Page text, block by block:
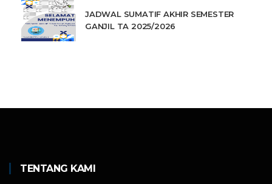
JADWAL SUMATIF AKHIR SEMESTER
GANJIL TA 2025/2026
TENTANG KAMI